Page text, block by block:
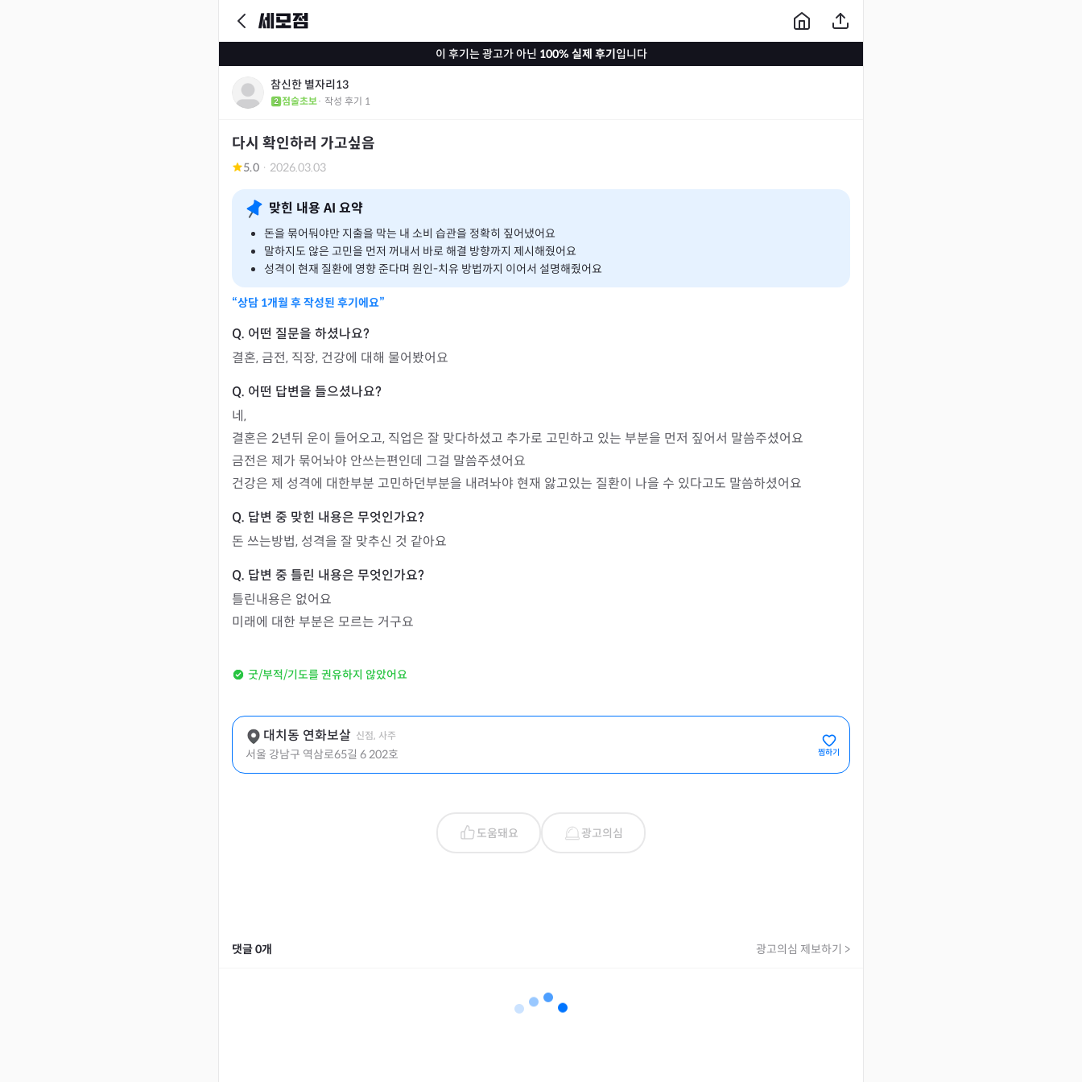
이 후기는 광고가 아닌 100% 실제 후기입니다
참신한 별자리13
점술초보· 작성 후기 1
다시 확인하러 가고싶음
5.0 · 2026.03.03
맞힌 내용 AI 요약
돈을 묶어둬야만 지출을 막는 내 소비 습관을 정확히 짚어냈어요
말하지도 않은 고민을 먼저 꺼내서 바로 해결 방향까지 제시해줬어요
성격이 현재 질환에 영향 준다며 원인-치유 방법까지 이어서 설명해줬어요
“상담 1개월 후 작성된 후기에요”
결혼, 금전, 직장, 건강에 대해 물어봤어요
네,
결혼은 2년뒤 운이 들어오고, 직업은 잘 맞다하셨고 추가로 고민하고 있는 부분을 먼저 짚어서 말씀주셨어요
금전은 제가 묶어놔야 안쓰는편인데 그걸 말씀주셨어요
건강은 제 성격에 대한부분 고민하던부분을 내려놔야 현재 앓고있는 질환이 나을 수 있다고도 말씀하셨어요
돈 쓰는방법, 성격을 잘 맞추신 것 같아요
틀린내용은 없어요
미래에 대한 부분은 모르는 거구요
굿/부적/기도를 권유하지 않았어요
대치동 연화보살 신점, 사주
서울 강남구 역삼로65길 6 202호 찜하기
도움돼요 광고의심
댓글0개 광고의심 제보하기 >